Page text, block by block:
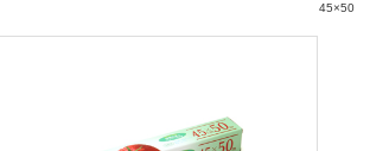
45×50